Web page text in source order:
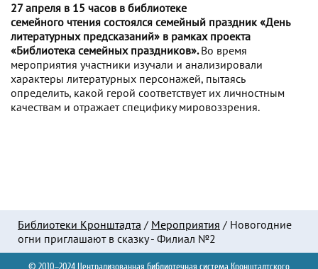
27 апреля в 15 часов в библиотеке
семейного чтения состоялся семейный праздник «День
литературных предсказаний» в рамках проекта
«Библиотека семейных праздников».Во время
мероприятия участники изучали и анализировали
характеры литературных персонажей, пытаясь
определить, какой герой соответствует их личностным
качествам и отражает специфику мировоззрения.
Библиотеки Кронштадта / Мероприятия / Новогодние
огни приглашают в сказку - Филиал №2
© 2010–2024 Централизованная библиотечная система Кронштадтского